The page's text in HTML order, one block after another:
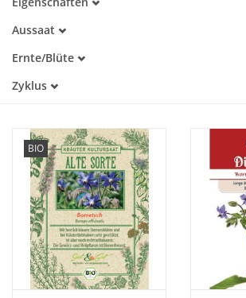
Geschenkideen
Katalog
Alte Sorte
Warmkeimer
Aussaat
Mai
Juni
Ernte/Blüte
Juni
August
September
Oktober
Zyklus
BIO